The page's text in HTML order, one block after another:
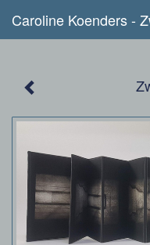
Caroline Koenders -